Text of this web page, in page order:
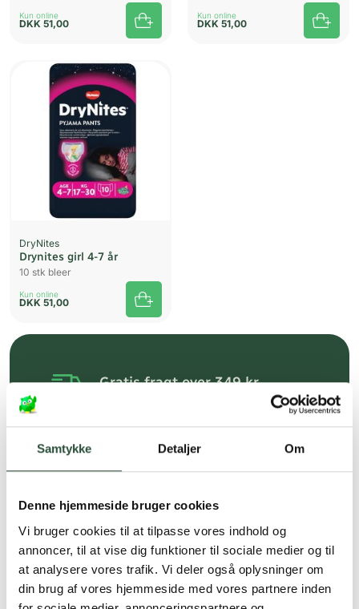
Samtykke Detaljer Om
Denne hjemmeside bruger cookies
Vi bruger cookies til at tilpasse vores indhold og
annoncer, til at vise dig funktioner til sociale medier og til
at analysere vores trafik. Vi deler også oplysninger om
din brug af vores hjemmeside med vores partnere inden
Kun online
DKK 51,00
Kun online
DKK 51,00
DryNites
Drynites girl 4-7 år
10 stk bleer
Kun online
DKK 51,00
Gratis fragt over 349 kr.
Personlig rådgivning
Hurtigt leveringen via GLS, og DAO
Faste lave priser*
*Gælder ikke ernæringsprodukter.